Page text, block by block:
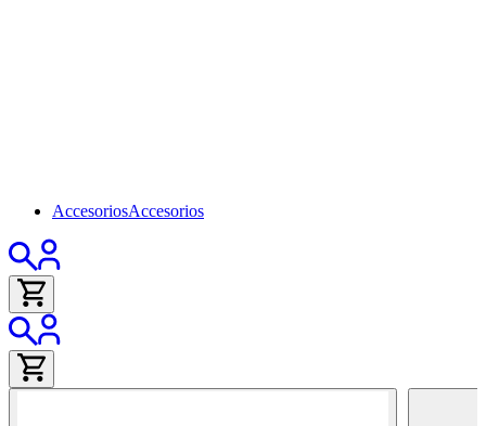
AccesoriosAccesorios